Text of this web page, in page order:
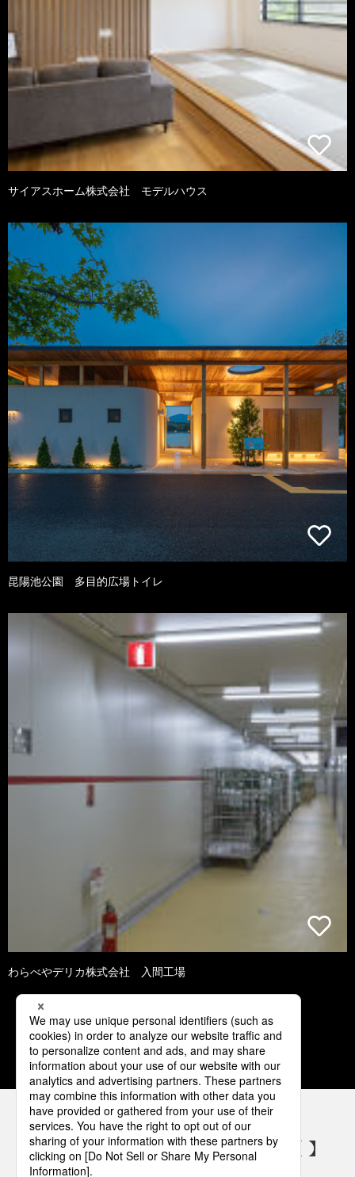
サイアスホーム株式会社 モデルハウス
昆陽池公園 多目的広場トイレ
わらべやデリカ株式会社 入間工場
1 2 3 4 5
パナソニックの電気設備 SNSアカウント